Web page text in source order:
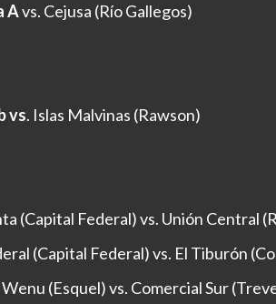
Avs. Cejusa (Río Gallegos)
vs. Islas Malvinas (Rawson)
(Capital Federal) vs. Unión Central
(Capital Federal) vs. El Tiburón
(Esquel) vs. Comercial Sur